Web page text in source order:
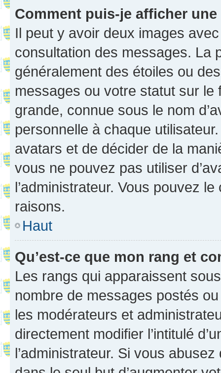
Comment puis-je afficher
Il peut y avoir deux images
consultation des messages. La
généralement des étoiles ou
messages ou votre statut sur
grande, connue sous le nom
personnelle à chaque utilisateur.
avatars et de décider de la
vous ne pouvez pas utiliser
l’administrateur. Vous pouvez
raisons.
Haut
Qu’est-ce que mon rang et
Les rangs qui apparaissent
nombre de messages postés
les modérateurs et
directement modifier l’intitulé
l’administrateur. Si vous